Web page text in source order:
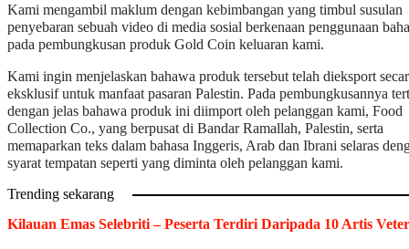
Kami mengambil maklum dengan kebimbangan yang timbul susulan
penyebaran sebuah video di media sosial berkenaan penggunaan
pada pembungkusan produk Gold Coin keluaran kami.
Kami ingin menjelaskan bahawa produk tersebut telah dieksport
eksklusif untuk manfaat pasaran Palestin. Pada pembungkusannya
dengan jelas bahawa produk ini diimport oleh pelanggan kami, Food
Collection Co., yang berpusat di Bandar Ramallah, Palestin, serta
memaparkan teks dalam bahasa Inggeris, Arab dan Ibrani selaras
syarat tempatan seperti yang diminta oleh pelanggan kami.
Trending sekarang
Kilauan Emas Selebriti – Peserta Terdiri Daripada 10 Artis